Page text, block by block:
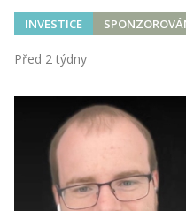
INVESTICE
Před 2 týdny